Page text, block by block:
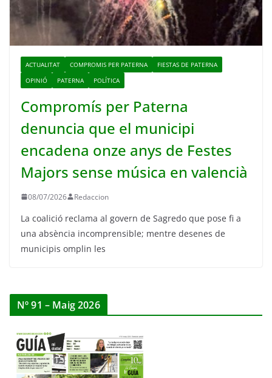
ACTUALITAT COMPROMIS PER PATERNA
FIESTAS DE PATERNA
OPINIÓ
PATERNA POLÍTICA
Compromís per Paterna
denuncia que el municipi
encadena onze anys de Festes
Majors sense música en valencià
08/07/2026 Redaccion
La coalició reclama al govern de Sagredo que pose fi a
una absència incomprensible; mentre desenes de
municipis omplin les
Nº 91 – Maig 2026